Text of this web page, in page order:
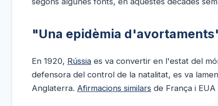
"Una epidèmia
En 1920, Rússia es va convertir en l'estat del
defensora del control de la natalitat, es va
Anglaterra. Afirmacions similars de França i